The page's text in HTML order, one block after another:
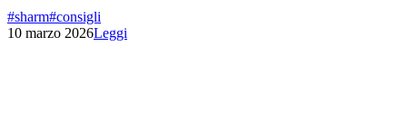
#sharm#consigli
10 marzo 2026Leggi